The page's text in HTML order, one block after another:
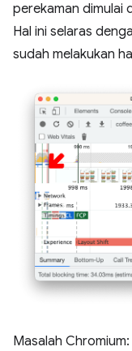
perekaman dimulai
Hal ini selaras
sudah melakukan
Masalah Chromium: